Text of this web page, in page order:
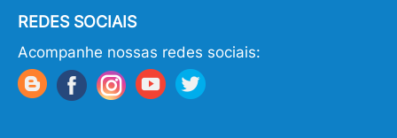
REDES SOCIAIS
Acompanhe nossas redes sociais: